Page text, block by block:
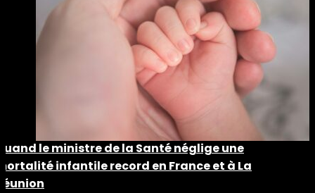
le ministre de la Santé néglige une
infantile record en France et à La